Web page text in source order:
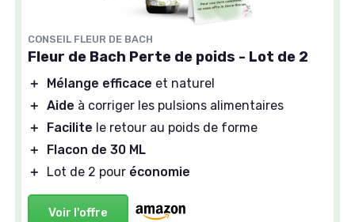
CONSEIL FLEUR DE BACH
Fleur de Bach Perte de poids - Lot de 2
＋ Mélange efficace et naturel
＋ Aide à corriger les pulsions alimentaires
＋
Facilite le retour au poids de forme
＋
Flacon de 30 ML
＋
Lot de 2 pour économie
Voir l'offre